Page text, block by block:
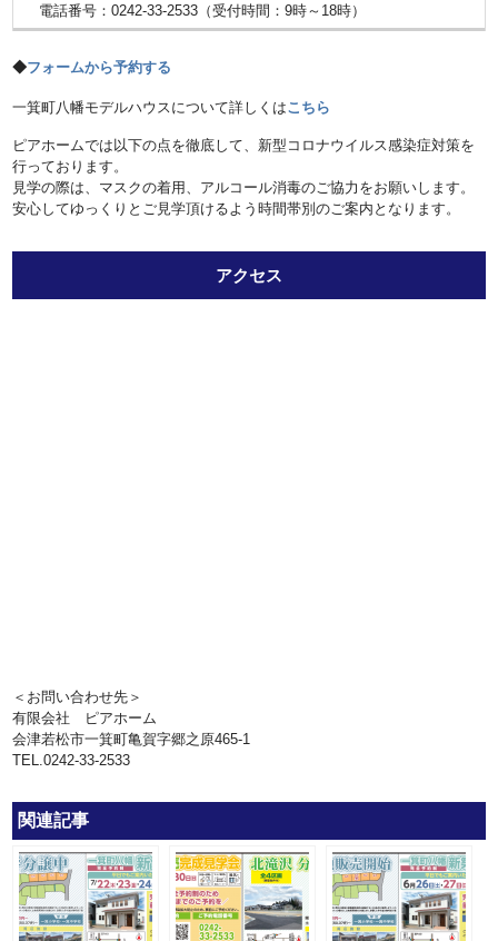
電話番号：0242-33-2533（受付時間：9時～18時）
◆フォームから予約する
一箕町八幡モデルハウスについて詳しくはこちら
ピアホームでは以下の点を徹底して、新型コロナウイルス感染症対策を
行っております。
見学の際は、マスクの着用、アルコール消毒のご協力をお願いします。
安心してゆっくりとご見学頂けるよう時間帯別のご案内となります。
アクセス
＜お問い合わせ先＞
有限会社 ピアホーム
会津若松市一箕町亀賀字郷之原465-1
TEL.0242-33-2533
関連記事